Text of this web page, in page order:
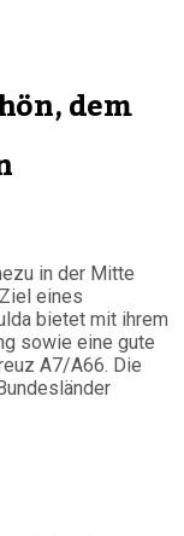
dem
in der Mitte
eines
bietet mit ihrem
sowie eine gute
A7/A66. Die